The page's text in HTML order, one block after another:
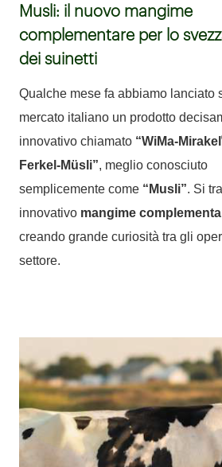
Musli: il nuovo mangime
complementare per lo
dei suinetti
Qualche mese fa abbiamo lanciato
mercato italiano un prodotto
innovativo chiamato “WiMa-Mirakel
Ferkel-Müsli”, meglio conosciuto
semplicemente come “Musli”. Si
innovativo mangime
creando grande curiosità tra gli
settore.